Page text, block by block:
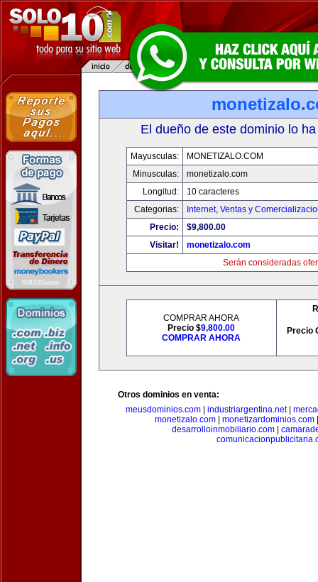
El dueño de este dominio lo
Mayusculas:
MONETIZALO.COM
Minusculas:
monetizalo.com
Longitud:
10 caracteres
Categorias:
Internet, Ventas y
Precio:
$9,800.00
Visitar!
monetizalo.com
Serán consideradas
COMPRAR AHORA
Precio $9,800.00
COMPRAR AHORA
Precio
Otros dominios en venta:
meusdominios.com| industriargentina.net|
monetizalo.com| monetizardominios.com
desarrolloinmobiliario.com